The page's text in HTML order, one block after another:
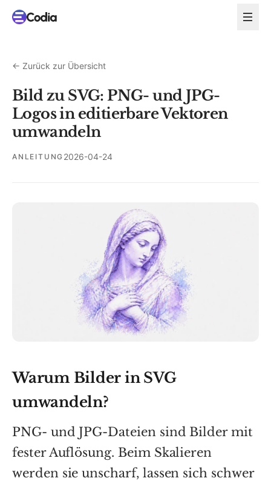
← Zurück zur Übersicht
Bild zu SVG: PNG- und JPG-
Logos in editierbare Vektoren
umwandeln
ANLEITUNG 2026-04-24
Warum Bilder in SVG
umwandeln?
PNG- und JPG-Dateien sind Bilder mit
fester Auflösung. Beim Skalieren
werden sie unscharf, lassen sich schwer